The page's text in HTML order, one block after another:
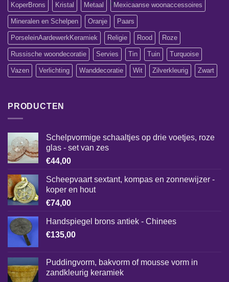
KoperBrons Kristal Metaal Mexicaanse woonaccessoires
Mineralen en Schelpen Oranje Paars
PorseleinAardewerkKeramiek Religie Rood Roze
Russische woondecoratie Servies Tin Tuin Turquoise
Vazen Verlichting Wanddecoratie Wit Zilverkleurig Zwart
PRODUCTEN
Schelpvormige schaaltjes op drie voetjes, roze
glas - set van zes
€44,00
Scheepvaart sextant, kompas en zonnewijzer -
koper en hout
€74,00
Handspiegel brons antiek - Chinees
€135,00
Puddingvorm, bakvorm of mousse vorm in
zandkleurig keramiek